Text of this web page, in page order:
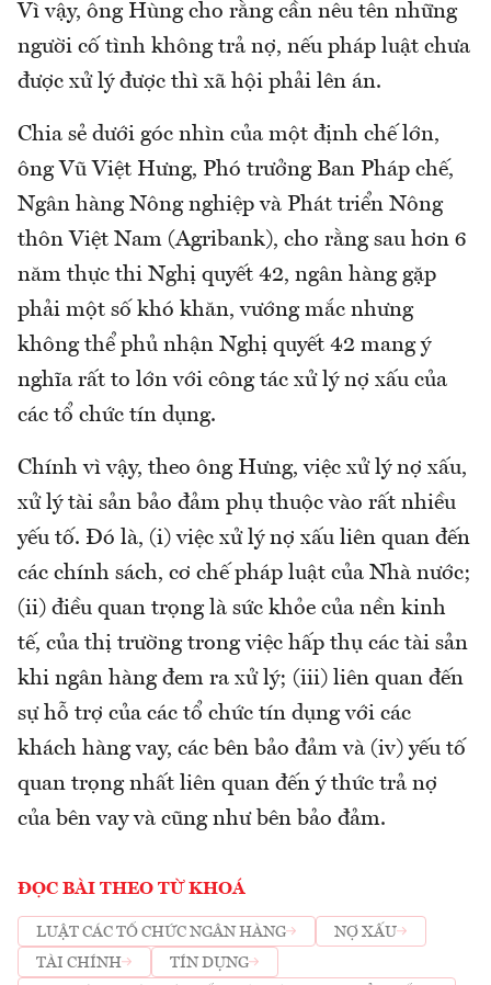
Vì vậy, ông Hùng cho rằng cần nêu tên những
người cố tình không trả nợ, nếu pháp luật chưa
được xử lý được thì xã hội phải lên án.
Chia sẻ dưới góc nhìn của một định chế lớn,
ông Vũ Việt Hưng, Phó trưởng Ban Pháp chế,
Ngân hàng Nông nghiệp và Phát triển Nông
thôn Việt Nam (Agribank), cho rằng sau hơn 6
năm thực thi Nghị quyết 42, ngân hàng gặp
phải một số khó khăn, vướng mắc nhưng
không thể phủ nhận Nghị quyết 42 mang ý
nghĩa rất to lớn với công tác xử lý nợ xấu của
các tổ chức tín dụng.
Chính vì vậy, theo ông Hưng, việc xử lý nợ xấu,
xử lý tài sản bảo đảm phụ thuộc vào rất nhiều
yếu tố. Đó là, (i) việc xử lý nợ xấu liên quan đến
các chính sách, cơ chế pháp luật của Nhà nước;
(ii) điều quan trọng là sức khỏe của nền kinh
tế, của thị trường trong việc hấp thụ các tài sản
khi ngân hàng đem ra xử lý; (iii) liên quan đến
sự hỗ trợ của các tổ chức tín dụng với các
khách hàng vay, các bên bảo đảm và (iv) yếu tố
quan trọng nhất liên quan đến ý thức trả nợ
của bên vay và cũng như bên bảo đảm.
ĐỌC BÀI THEO TỪ KHOÁ
LUẬT CÁC TỔ CHỨC NGÂN HÀNG
NỢ XẤU
TÀI CHÍNH
TÍN DỤNG